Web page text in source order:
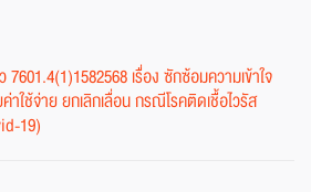
เรื่อง ซักซ้อมความเข้าใจ
าใช้จ่าย ยกเลิกเลื่อน กรณีโรคติดเชื้อไวรัส
19)